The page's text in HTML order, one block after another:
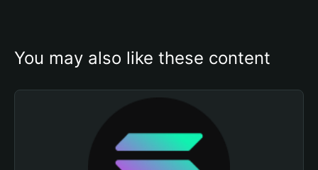
You may also like these content